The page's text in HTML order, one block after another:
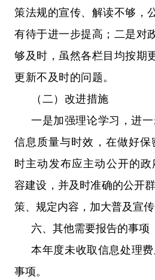
策法规的宣传、解读不够，
有待于进一步提高； 二是对
够及时，虽然各栏目均按期
更新不及时的问题。
（二）改进措施
一是加强理论学习，进
信息质量与时效，在做好保
时主动发布应主动公开的政
容建设，并及时准确的公开
策、规定内容，加大普及宣传
六、其他需要报告的事项
本年度未收取信息处理
事项。